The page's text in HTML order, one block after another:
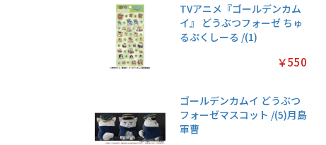
TVアニメ『ゴールデンカム
イ』 どうぶつフォーゼ ちゅ
るぷくしーる /(1)
￥550
ゴールデンカムイ どうぶつ
フォーゼマスコット /(5)月島
軍曹